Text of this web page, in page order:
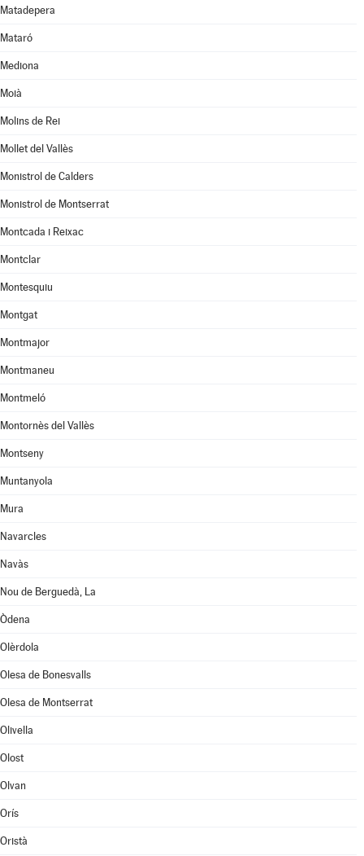
Matadepera
Mataró
Mediona
Moià
Molins de Rei
Mollet del Vallès
Monistrol de Calders
Monistrol de Montserrat
Montcada i Reixac
Montclar
Montesquiu
Montgat
Montmajor
Montmaneu
Montmeló
Montornès del Vallès
Montseny
Muntanyola
Mura
Navarcles
Navàs
Nou de Berguedà, La
Òdena
Olèrdola
Olesa de Bonesvalls
Olesa de Montserrat
Olivella
Olost
Olvan
Orís
Oristà